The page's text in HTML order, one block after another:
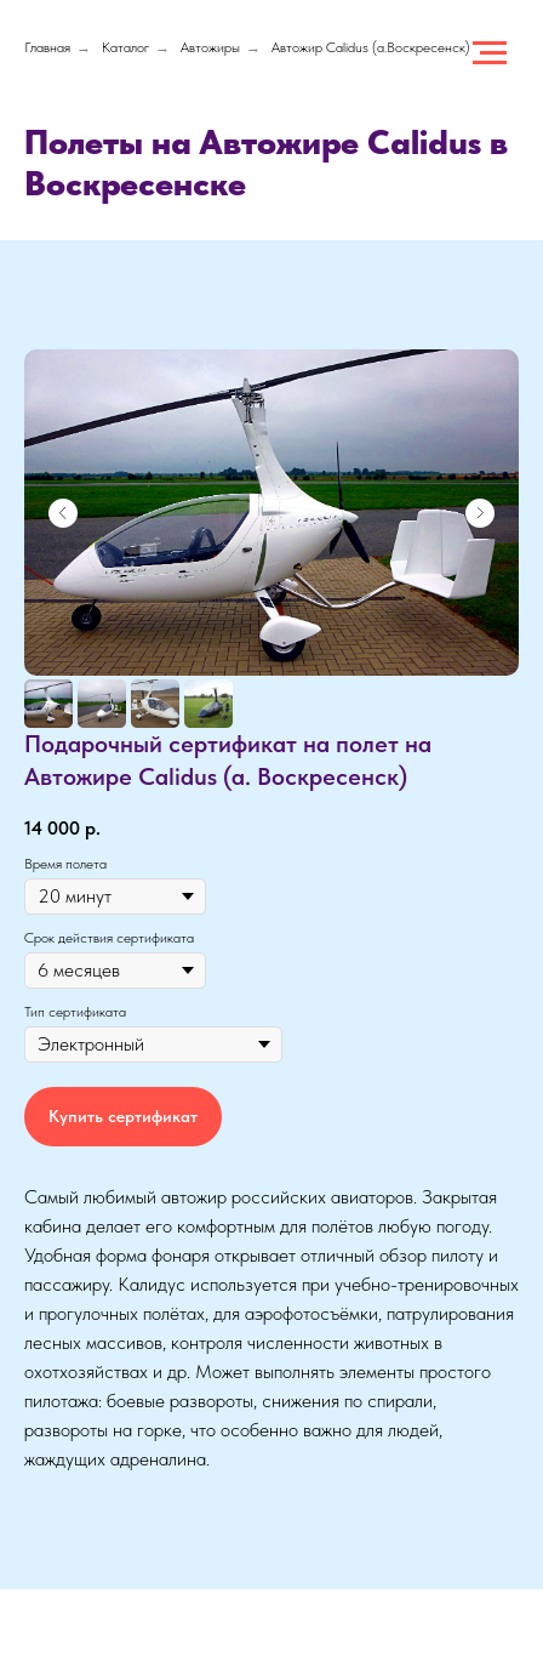
Главная → Каталог → Автожиры → Автожир Calidus (а.Воскресенск)
Полеты на Автожире Calidus в
Воскресенске
Подарочный сертификат на полет на
Автожире Calidus (а. Воскресенск)
14 000 р.
Время полета
Срок действия сертификата
Тип сертификата
Купить сертификат
Самый любимый автожир российских авиаторов. Закрытая
кабина делает его комфортным для полётов любую погоду.
Удобная форма фонаря открывает отличный обзор пилоту и
пассажиру. Калидус используется при учебно-тренировочных
и прогулочных полётах, для аэрофотосъёмки, патрулирования
лесных массивов, контроля численности животных в
охотхозяйствах и др. Может выполнять элементы простого
пилотажа: боевые развороты, снижения по спирали,
развороты на горке, что особенно важно для людей,
жаждущих адреналина.